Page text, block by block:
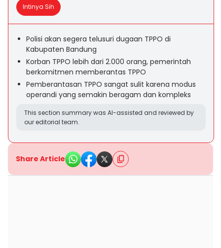
Intinya Sih
Polisi akan segera telusuri dugaan TPPO di
Kabupaten Bandung
Korban TPPO lebih dari 2.000 orang, pemerintah
berkomitmen memberantas TPPO
Pemberantasan TPPO sangat sulit karena modus
operandi yang semakin beragam dan kompleks
This section summary was AI-assisted and reviewed by
our editorial team.
Share Article